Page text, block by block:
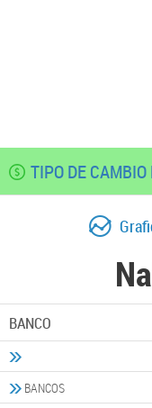
TIPO DE CAMBIO
BANCO
BANCOS